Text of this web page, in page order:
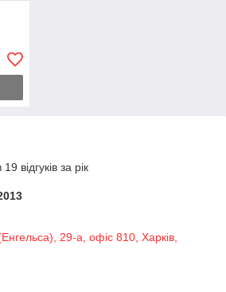
відгуків за рік
29-а, офіс 810, Харків,